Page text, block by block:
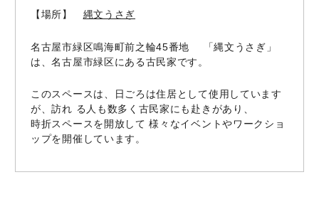
【場所】 縄文うさぎ
名古屋市緑区鳴海町前之輪45番地 「縄文うさぎ」
は、名古屋市緑区にある古民家です。
このスペースは、日ごろは住居として使用しています
が、訪れ る人も数多く古民家にも赴きがあり、
時折スペースを開放して 様々なイベントやワークショ
ップを開催しています。